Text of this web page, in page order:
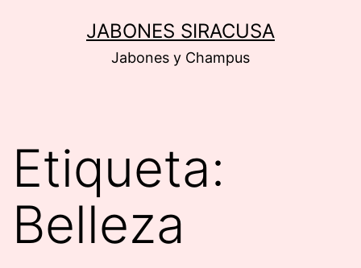
JABONES SIRACUSA
Jabones y Champus
Etiqueta:
Belleza